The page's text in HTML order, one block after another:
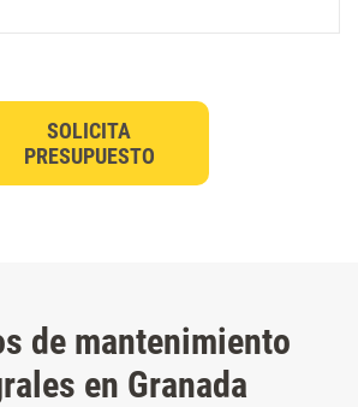
SOLICITA
PRESUPUESTO
de mantenimiento
en Granada